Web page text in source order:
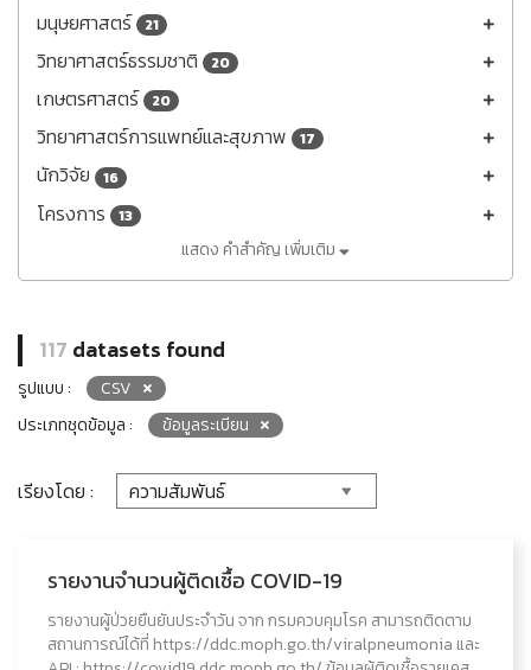
มนุษยศาสตร์ 21
วิทยาศาสตร์ธรรมชาติ 20
เกษตรศาสตร์ 20
วิทยาศาสตร์การแพทย์และสุขภาพ 17
นักวิจัย 16
โครงการ 13
แสดง คำสำคัญ เพิ่มเติม
117 datasets found
รูปแบบ :
CSV
ประเภทชุดข้อมูล :
ข้อมูลระเบียน
เรียงโดย :
รายงานจำนวนผู้ติดเชื้อ COVID-19
รายงานผู้ป่วยยืนยันประจำวัน จาก กรมควบคุมโรค สามารถติดตาม
สถานการณ์ได้ที่ https://ddc.moph.go.th/viralpneumonia และ